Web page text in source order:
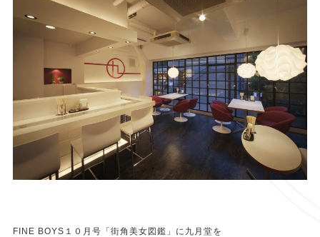
FINE BOYS１０月号「街角美女図鑑」に九月堂を